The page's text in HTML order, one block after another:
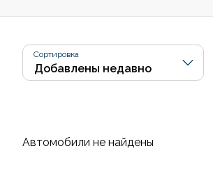
Сортировка
Автомобили не найдены